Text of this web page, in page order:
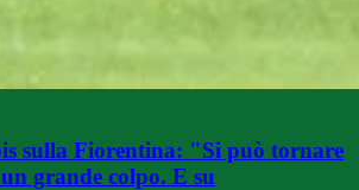
sulla Fiorentina: "Si può tornare
grande colpo. E su